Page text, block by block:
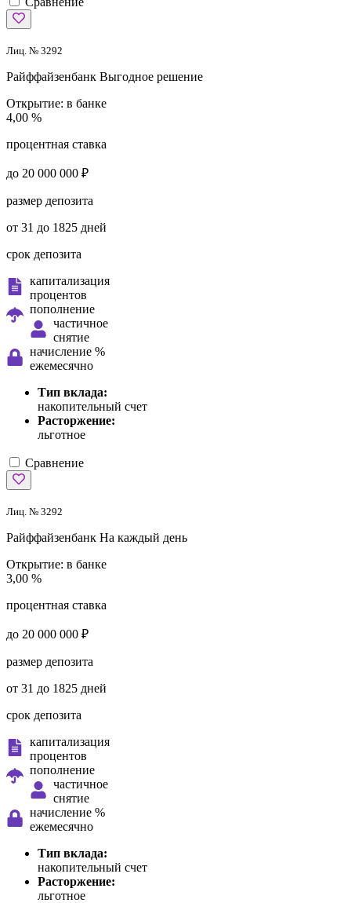
Лиц. № 3292
Райффайзенбанк Выгодное решение
Открытие: в банке
4,00 %
процентная ставка
до 20 000 000 ₽
размер депозита
от 31 до 1825 дней
срок депозита
капитализация
процентов
пополнение
частичное
снятие
начисление %
ежемесячно
Тип вклада:
накопительный счет
Расторжение:
льготное
Сравнение
Лиц. № 3292
Райффайзенбанк На каждый день
Открытие: в банке
3,00 %
процентная ставка
до 20 000 000 ₽
размер депозита
от 31 до 1825 дней
срок депозита
капитализация
процентов
пополнение
частичное
снятие
начисление %
ежемесячно
Тип вклада:
накопительный счет
Расторжение:
льготное